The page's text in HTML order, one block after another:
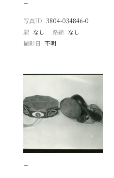
−
写真ID 3804-034846-0
駅 なし 路線 なし
撮影日
不明
−